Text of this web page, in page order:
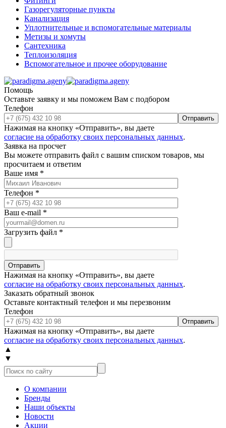
Газорегуляторные пункты
Канализация
Уплотнительные и вспомогательные материалы
Метизы и хомуты
Сантехника
Теплоизоляция
Вспомогательное и прочее оборудование
Помощь
Оставьте заявку и мы поможем Вам с подбором
Телефон
Отправить
Нажимая на кнопку «Отправить», вы даете
согласие на обработку своих персональных данных.
Заявка на просчет
Вы можете отправить файл с вашим списком товаров, мы
просчитаем и ответим
Ваше имя *
Телефон *
Ваш e-mail *
Загрузить файл *
Отправить
Нажимая на кнопку «Отправить», вы даете
согласие на обработку своих персональных данных.
Заказать обратный звонок
Оставьте контактный телефон и мы перезвоним
Телефон
Отправить
Нажимая на кнопку «Отправить», вы даете
согласие на обработку своих персональных данных.
▲
▼
О компании
Бренды
Наши объекты
Новости
Акции